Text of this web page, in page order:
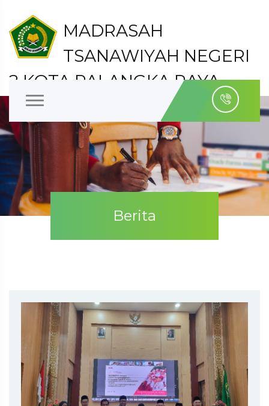
MADRASAH
TSANAWIYAH NEGERI
2 KOTA PALANGKA RAYA
Kelurahan Bukit Tunggal Kecamatan Jekan Raya
Berita